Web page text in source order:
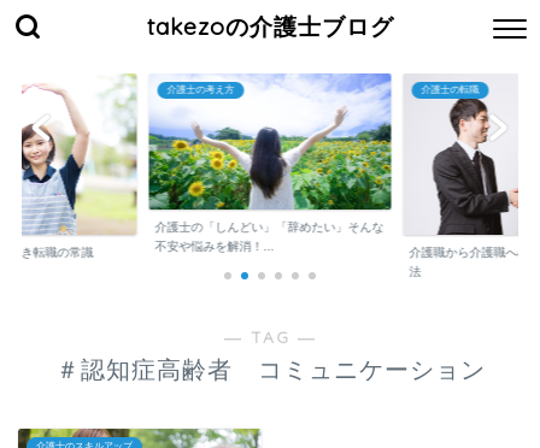
takezoの介護士ブログ
べき転職の常識
介護士の考え方
介護士の「しんどい」「辞めたい」そんな
不安や悩みを解消！...
介護士の転職
介護職から介護職への
法
― TAG ―
＃認知症高齢者 コミュニケーション